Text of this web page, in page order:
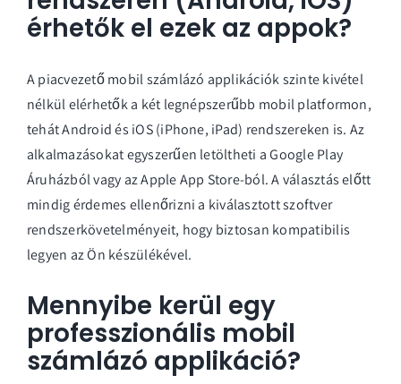
érhetők el ezek az appok?
A piacvezető mobil számlázó applikációk szinte kivétel
nélkül elérhetők a két legnépszerűbb mobil platformon,
tehát Android és iOS (iPhone, iPad) rendszereken is. Az
alkalmazásokat egyszerűen letöltheti a Google Play
Áruházból vagy az Apple App Store-ból. A választás előtt
mindig érdemes ellenőrizni a kiválasztott szoftver
rendszerkövetelményeit, hogy biztosan kompatibilis
legyen az Ön készülékével.
Mennyibe kerül egy
professzionális mobil
számlázó applikáció?